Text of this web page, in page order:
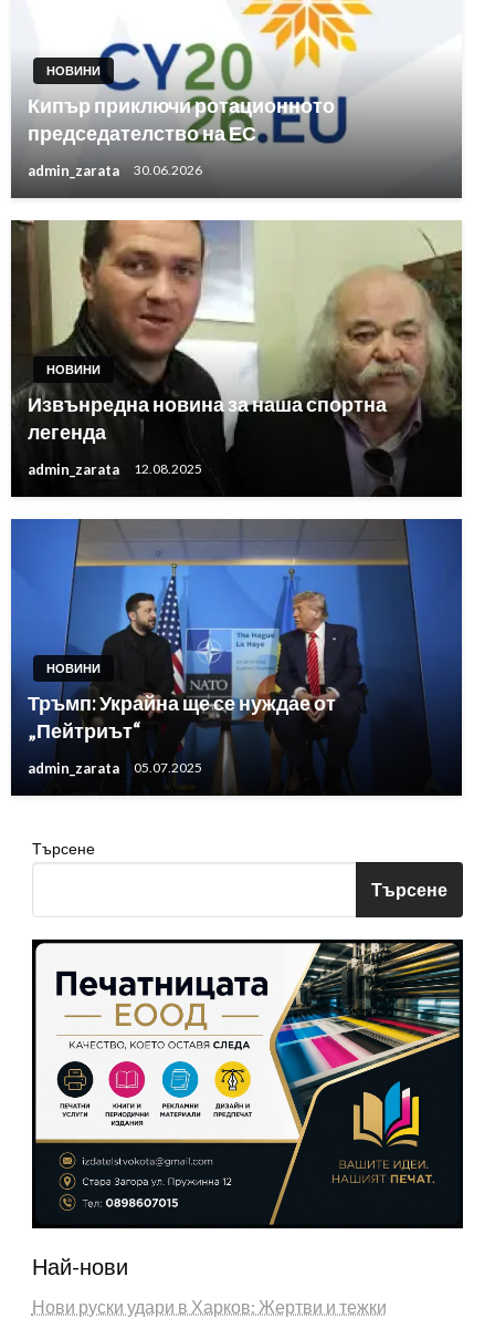
НОВИНИ
Кипър приключи ротационното
председателство на ЕС
admin_zarata 30.06.2026
НОВИНИ
Извънредна новина за наша спортна
легенда
admin_zarata 12.08.2025
НОВИНИ
Тръмп: Украйна ще се нуждае от
„Пейтриът“
admin_zarata 05.07.2025
Търсене
Търсене
Най-нови
Нови руски удари в Харков: Жертви и тежки